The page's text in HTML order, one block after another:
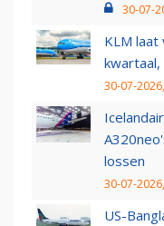
30-07-
KLM
30-07-
lossen
30-07-
US-